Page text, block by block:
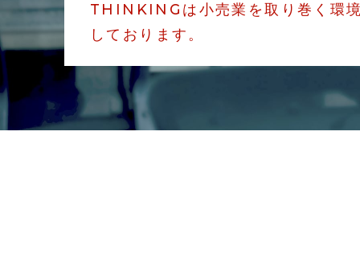
THINKINGは小売業を取り巻く環
しております。